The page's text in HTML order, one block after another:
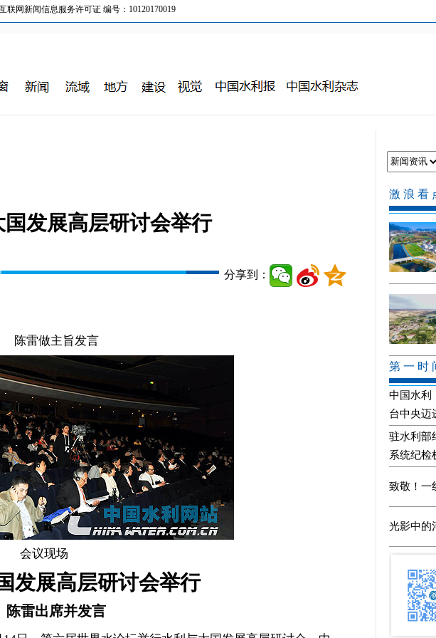
网新闻信息服务许可证 编号：10120170019
发展高层研讨会举行
分享到：
陈雷做主旨发言
会议现场
发展高层研讨会举行
陈雷出席并发言